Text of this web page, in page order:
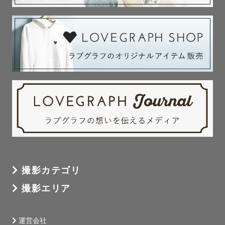
撮影カテゴリ
撮影エリア
運営会社